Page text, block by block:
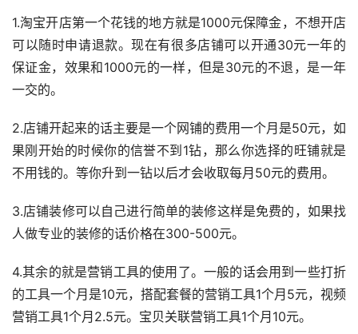
1.淘宝开店第一个花钱的地方就是1000元保障金，不想开店
可以随时申请退款。现在有很多店铺可以开通30元一年的
保证金，效果和1000元的一样，但是30元的不退，是一年
一交的。
2.店铺开起来的话主要是一个网铺的费用一个月是50元，如
果刚开始的时候你的信誉不到1钻，那么你选择的旺铺就是
不用钱的。等你升到一钻以后才会收取每月50元的费用。
3.店铺装修可以自己进行简单的装修这样是免费的，如果找
人做专业的装修的话价格在300-500元。
4.其余的就是营销工具的使用了。一般的话会用到一些打折
的工具一个月是10元，搭配套餐的营销工具1个月5元，视频
营销工具1个月2.5元。宝贝关联营销工具1个月10元。